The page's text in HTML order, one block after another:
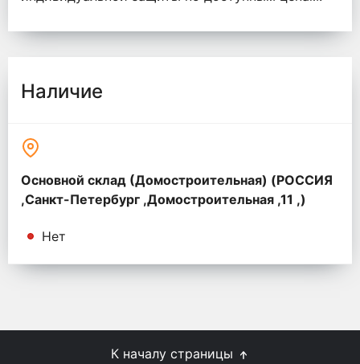
Наличие
Основной склад (Домостроительная) (РОССИЯ
,Санкт-Петербург ,Домостроительная ,11 ,)
Нет
К началу страницы